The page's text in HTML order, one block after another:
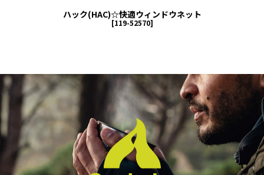
ハック(HAC)☆快適ウィンドウネット
[119-52570]